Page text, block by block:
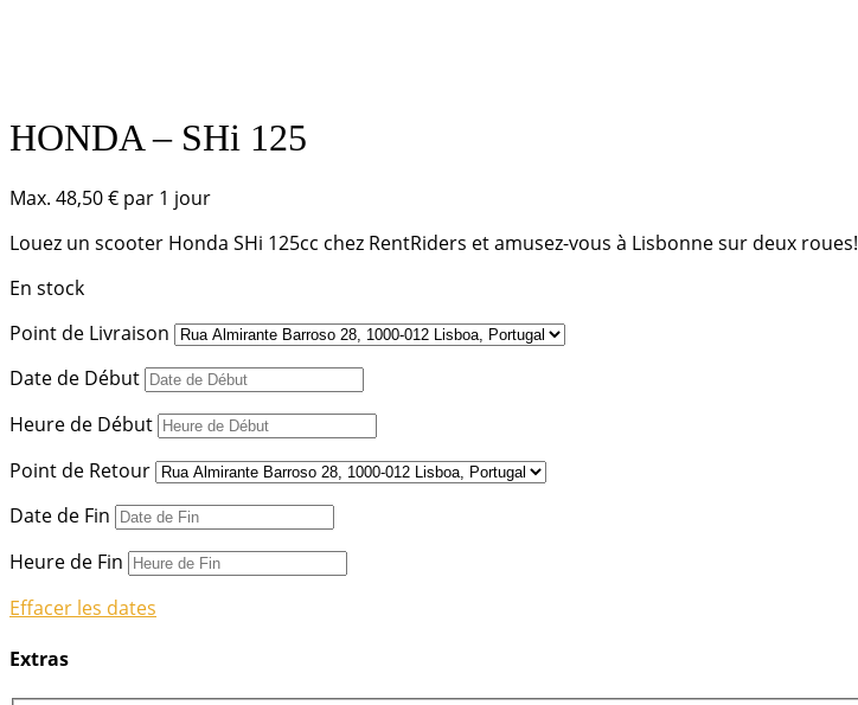
HONDA – SHi 125
Max. 48,50€ par 1 jour
Louez un scooter Honda SHi 125cc chez RentRiders et amusez-vous à Lisbonne sur deux roues!
En stock
Point de Livraison
Date de Début
Heure de Début
Point de Retour
Date de Fin
Heure de Fin
Effacer les dates
Extras